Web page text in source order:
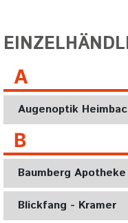
A
Augenoptik
B
Baumberg Apotheke
Blickfang - Kramer